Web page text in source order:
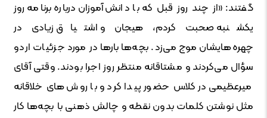
گفتند: «از چند روز قبل که با دانش‌آموزان درباره برنامه روز
یکشنبه صحبت کردم، هیجان و اشتیاق زیادی در
چهره‌هایشان موج می‌زد. بچه‌ها بارها در مورد جزئیات اردو
سؤال می‌کردند و مشتاقانه منتظر روز اجرا بودند. وقتی آقای
میرعظیمی در کلاس حضور پیدا کرد و با روش‌های خلاقانه
مثل نوشتن کلمات بدون نقطه و چالش ذهنی با بچه‌ها کار